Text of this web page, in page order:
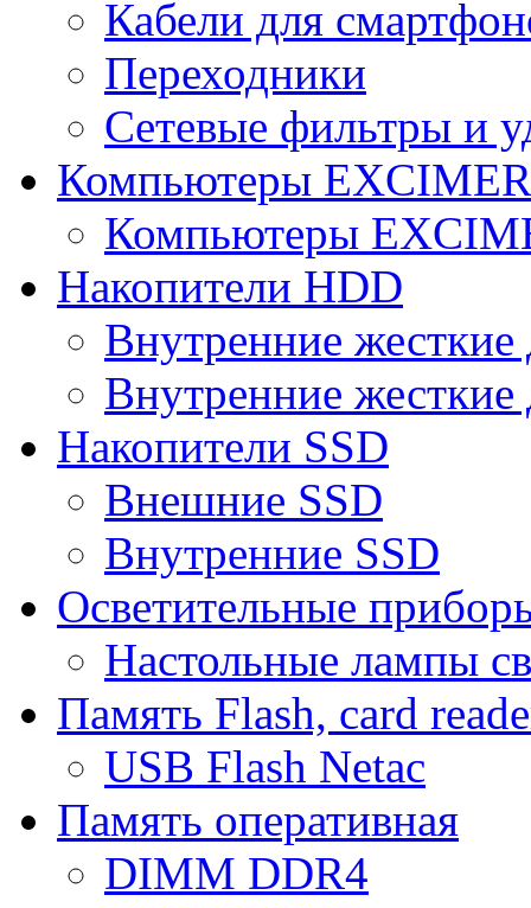
Кабели для
Переходники
Сетевые фильтры и
Компьютеры
Компьютеры
Накопители HDD
Внутренние
Внутренние
Накопители SSD
Внешние SSD
Внутренние SSD
Осветительные
Настольные лампы
Память Flash, card
USB Flash Netac
Память оперативная
DIMM DDR4